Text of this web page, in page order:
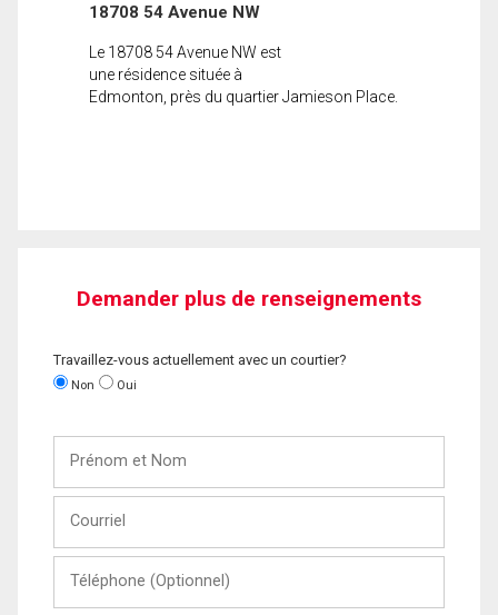
18708 54 Avenue NW
Le 18708 54 Avenue NW est
une résidence située à
Edmonton, près du quartier Jamieson Place.
Demander plus de renseignements
Travaillez-vous actuellement avec un courtier?
Non Oui
Nom
(Optionnel)